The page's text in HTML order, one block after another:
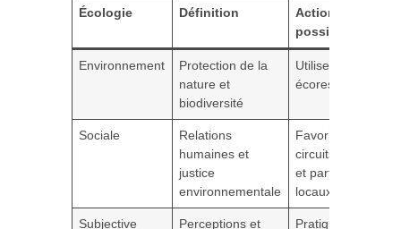
Écologie Définition
Actions
possibles
Environnement
Protection de la
nature et
biodiversité
Utiliser matériel
écoresponsable
Sociale
Relations
humaines et
justice
environnementale
Favoriser
circuits courts
et partenariats
locaux
Subjective
Perceptions et
Pratiquer